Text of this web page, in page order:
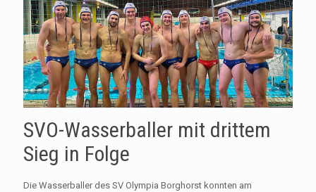
SVO-Wasserballer mit drittem
Sieg in Folge
Die Wasserballer des SV Olympia Borghorst konnten am